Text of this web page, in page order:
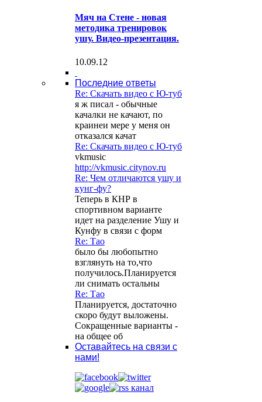
Мяч на Стене - новая
методика тренировок
ушу. Видео-презентация.
10.09.12
Последние ответы
Re: Скачать видео с Ю-туб
я ж писал - обычные
качалки не качают, по
краинеи мере у меня он
отказался качат
Re: Скачать видео с Ю-туб
vkmusic
http://vkmusic.citynov.ru
Re: Чем отличаются ушу и
кунг-фу?
Теперь в КНР в
спортивном варианте
идет на разделение Ушу и
Кунфу в связи с форм
Re: Тао
было бы любопытно
взглянуть на то,что
получилось.Планируется
ли снимать остальны
Re: Тао
Планируется, достаточно
скоро будут выложены.
Сокращенные варианты -
на общее об
Оставайтесь на связи с
нами!